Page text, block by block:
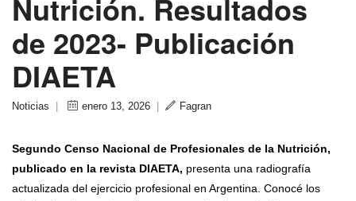
Nutrición. Resultados
de 2023- Publicación
DIAETA
Noticias enero 13, 2026 Fagran
Segundo Censo Nacional de Profesionales de la Nutrición,
publicado en la revista DIAETA, presenta una radiografía
actualizada del ejercicio profesional en Argentina. Conocé los